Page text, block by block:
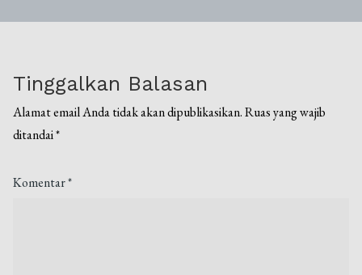
Tinggalkan Balasan
Alamat email Anda tidak akan dipublikasikan. Ruas yang wajib
ditandai*
Komentar*